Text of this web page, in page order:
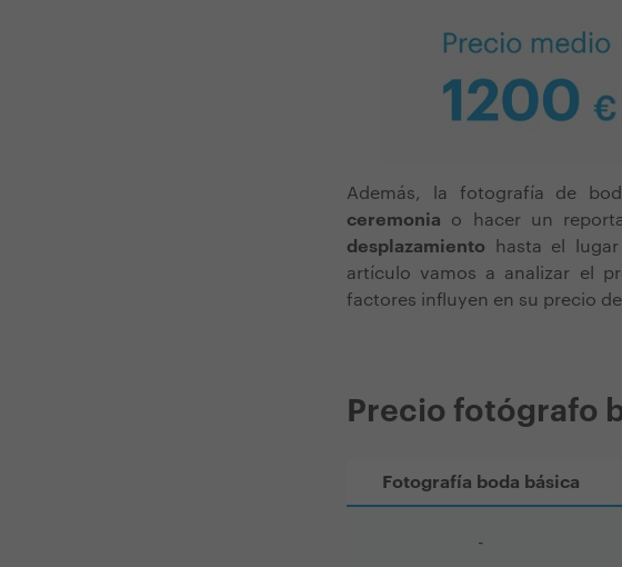
Además, la fotografía de
ceremonia o hacer un
desplazamiento hasta el
artículo vamos a analizar el
factores influyen en su precio
Precio fotógrafo
Fotografía boda básica
-